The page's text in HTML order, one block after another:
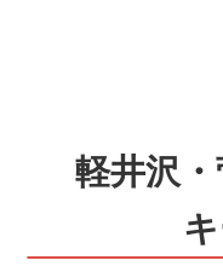
軽井沢